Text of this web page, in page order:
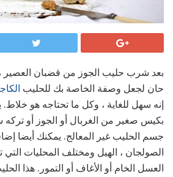
بعد شرب حليب الجوز من قضبان العصير
حان لجعل وصفة الخاصة بك للحليب
إنه سهل للغاية ، وكل ما تحتاجه هو
بكيس صغير من الغربال أو الجوز أو تركه
جسم الحليب غير المعالج. يمكنك أيضا
الصولجان ، الهيل ومختلف المحليات
العسل الخام أو الأغاف أو التمور. هذا